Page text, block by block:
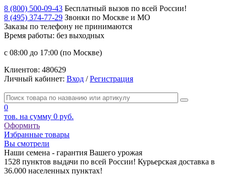
8 (800) 500-09-43 Бесплатный вызов по всей России!
8 (495) 374-77-29 Звонки по Москве и МО
Заказы по телефону не принимаются
Время работы: без выходных
с 08:00 до 17:00 (по Москве)
Клиентов: 480629
Личный кабинет: Вход /Регистрация
0
тов. на сумму 0 руб.
Оформить
Избранные товары
Вы смотрели
Наши семена - гарантия Вашего урожая
1528 пунктов выдачи по всей России! Курьерская доставка в
36.000 населенных пунктах!